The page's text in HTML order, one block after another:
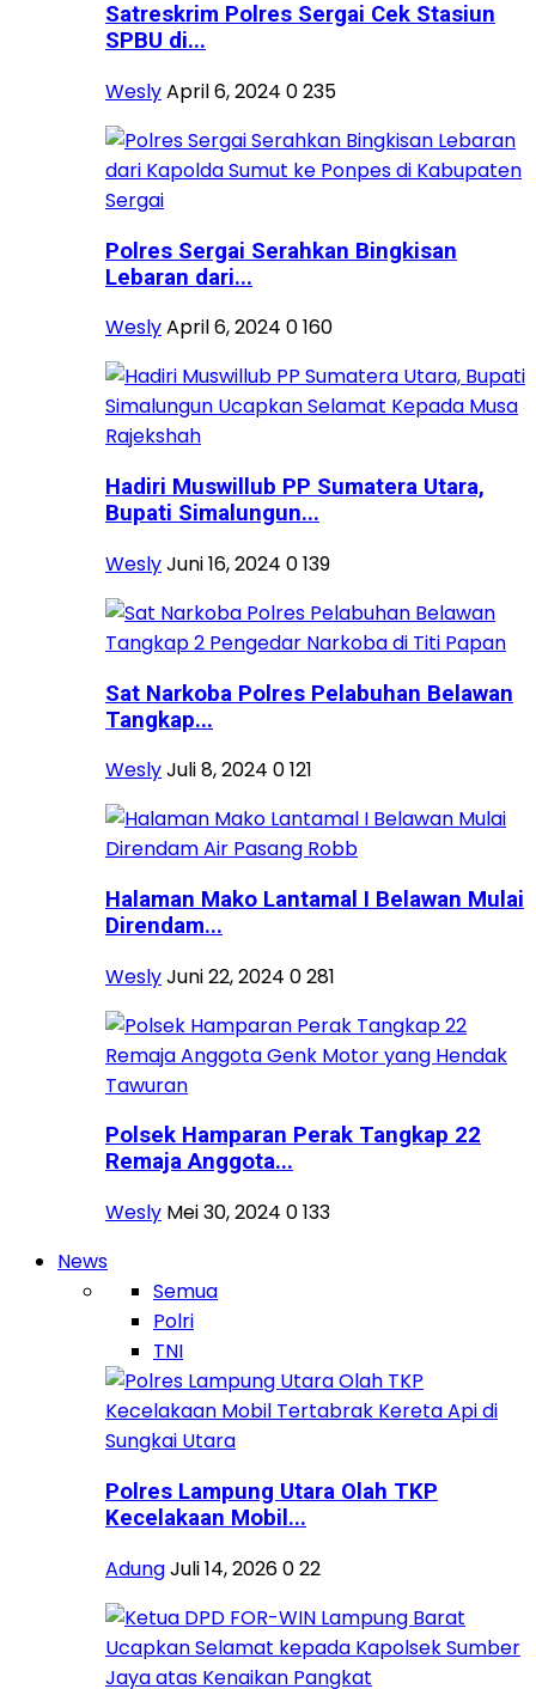
Satreskrim Polres Sergai Cek Stasiun
SPBU di...
WeslyApril 6, 2024 0235
Polres Sergai Serahkan Bingkisan
Lebaran dari...
WeslyApril 6, 2024 0160
Hadiri Muswillub PP Sumatera Utara,
Bupati Simalungun...
WeslyJuni 16, 2024 0139
Sat Narkoba Polres Pelabuhan Belawan
Tangkap...
WeslyJuli 8, 2024 0121
Halaman Mako Lantamal I Belawan Mulai
Direndam...
WeslyJuni 22, 2024 0281
Polsek Hamparan Perak Tangkap 22
Remaja Anggota...
Wesly Mei 30, 2024 0133
News
Semua
Polri
TNI
Polres Lampung Utara Olah TKP
Kecelakaan Mobil...
AdungJuli 14, 2026022